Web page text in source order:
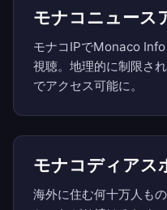
モナコニュース
モナコIPでMonaco
視聴。地理的に制限さ
でアクセス可能に。
モナコディアス
海外に住む何十万人も